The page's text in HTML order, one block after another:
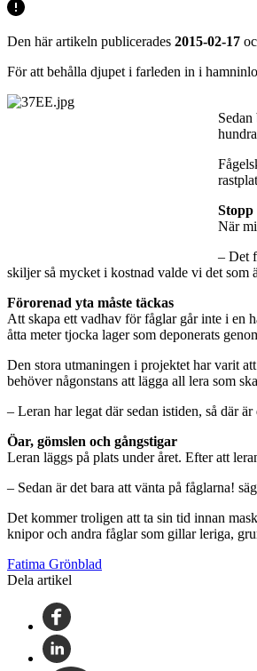
Den här artikeln publicerades 2015-02-17
För att behålla djupet i farleden in i
Stopp
När
– Det
skiljer så mycket i kostnad valde vi det som
Förorenad yta måste täckas
Att skapa ett vadhav för fåglar går inte i en
åtta meter tjocka lager som deponerats
Den stora utmaningen i projektet har varit
behöver någonstans att lägga all lera som
– Leran har legat där sedan istiden, så där
Öar, gömslen och gångstigar
Leran läggs på plats under året. Efter att
– Sedan är det bara att vänta på fåglarna!
Det kommer troligen att ta sin tid innan
knipor och andra fåglar som gillar leriga,
Fatima Grönblad
Dela artikel